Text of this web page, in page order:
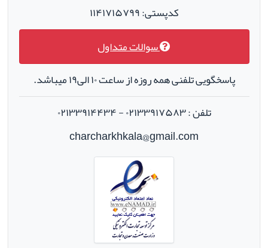
کدپستی: ۱۱۴۱۷۱۵۷۹۹
سوالات متداول
پاسخگویی تلفنی همه روزه از ساعت ۱۰ الی۱۹ میباشد.
تلفن : ۰۲۱۳۳۹۱۷۵۸۳ - ۰۲۱۳۳۹۱۴۴۳۴
charcharkhkala@gmail.com